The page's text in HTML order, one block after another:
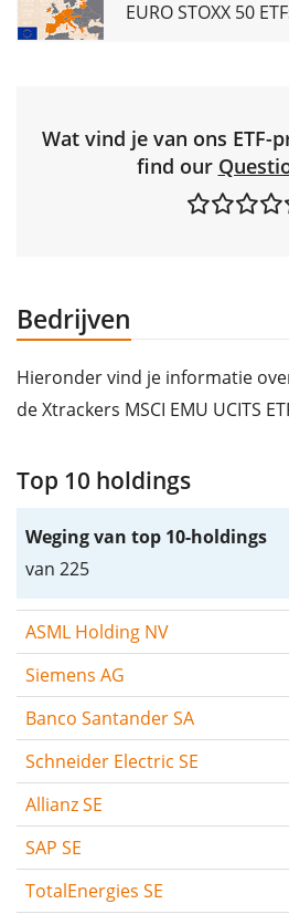
EURO STOXX 50
Wat vind je van ons ETF-
find our
Bedrijven
Hieronder vind je informatie
de Xtrackers MSCI EMU UCITS
Top 10 holdings
Weging van top 10-holdings
van 225
ASML Holding NV
Siemens AG
Banco Santander SA
Schneider Electric SE
Allianz SE
SAP SE
TotalEnergies SE